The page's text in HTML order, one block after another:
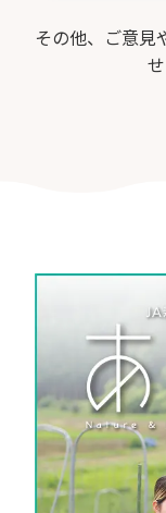
その他、ご意見